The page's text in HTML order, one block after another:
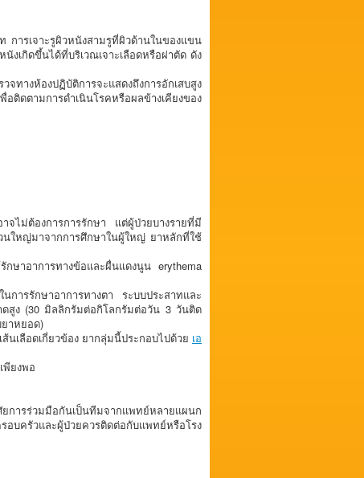
ารเจาะรูผิวหนังสามรูที่ผิวด้านในของแขน
งเกิดขึ้นได้ที่บริเวณเจาะเลือดหรือผ่าตัด ดัง
ทางห้องปฏิบัติการจะแสดงถึงการอักเสบสูง
ติดตามการดำเนินโรคหรือผลข้างเคียงของ
จไม่ต้องการการรักษา แต่ผู้ป่วยบางรายที่มี
นใหญ่มาจากการศึกษาในผู้ใหญ่ ยาหลักที่ใช้
กษาอาการทางข้อและผื่นแดงนูน erythema
ารรักษาอาการทางตา ระบบประสาทและ
สูง (30 มิลลิกรัมต่อกิโลกรัมต่อวัน 3 วันติด
าหยอด)
นเลือดเกี่ยวข้อง ยากลุ่มนี้ประกอบไปด้วย เอ
พียงพอ
การร่วมมือกันเป็นทีมจากแพทย์หลายแผนก
ครัวและผู้ป่วยควรติดต่อกับแพทย์หรือโรง